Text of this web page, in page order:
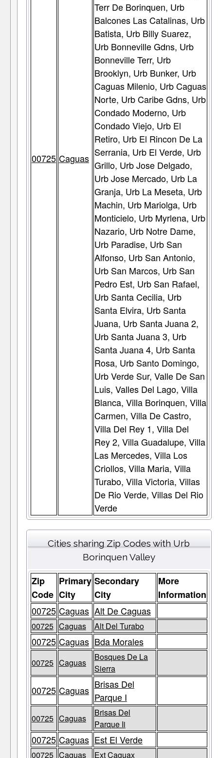
00725 Caguas
Terr De Borinquen, Urb
Balcones Las Catalinas, Urb
Batista, Urb Billy Suarez,
Urb Bonneville Gdns, Urb
Bonneville Terr, Urb
Brooklyn, Urb Bunker, Urb
Caguas Milenio, Urb Caguas
Norte, Urb Caribe Gdns, Urb
Condado Moderno, Urb
Condado Viejo, Urb El
Retiro, Urb El Rincon De La
Serrania, Urb El Verde, Urb
Grillo, Urb Jose Delgado,
Urb Jose Mercado, Urb La
Granja, Urb La Meseta, Urb
Machin, Urb Mariolga, Urb
Monticielo, Urb Myrlena, Urb
Nazario, Urb Notre Dame,
Urb Paradise, Urb San
Alfonso, Urb San Antonio,
Urb San Marcos, Urb San
Pedro Est, Urb San Rafael,
Urb Santa Cecilia, Urb
Santa Elvira, Urb Santa
Juana, Urb Santa Juana 2,
Urb Santa Juana 3, Urb
Santa Juana 4, Urb Santa
Rosa, Urb Santo Domingo,
Urb Verde Sur, Valle De San
Luis, Valles Del Lago, Villa
Blanca, Villa Borinquen, Villa
Carmen, Villa De Castro,
Villa Del Rey 1, Villa Del
Rey 2, Villa Guadalupe, Villa
Las Mercedes, Villa Los
Criollos, Villa Maria, Villa
Turabo, Villa Victoria, Villas
De Rio Verde, Villas Del Rio
Verde
Cities sharing Zip Codes with Urb
Borinquen Valley
Zip
Code
Primary
City
Secondary
City
More
Information
00725 Caguas Alt De Caguas
00725 Caguas Alt Del Turabo
00725 Caguas Bda Morales
00725 Caguas
Bosques De La
Sierra
00725 Caguas Brisas Del
Parque I
00725 Caguas
Brisas Del
Parque Ii
00725 Caguas Est El Verde
00725 Caguas Ext Caguax